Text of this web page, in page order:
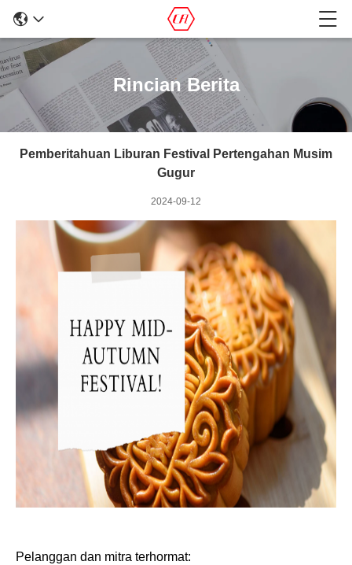
Rincian Berita
Pemberitahuan Liburan Festival Pertengahan Musim
Gugur
2024-09-12
Pelanggan dan mitra terhormat: